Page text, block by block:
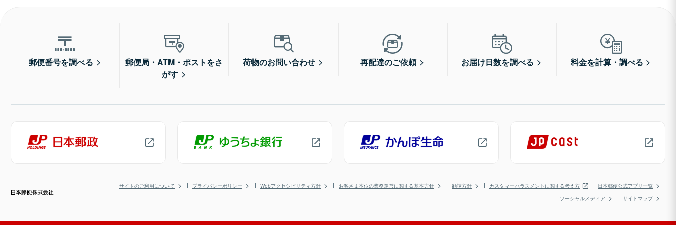
郵便番号を調べる
郵便局・ATM・ポストをさ
がす
荷物のお問い合わせ 再配達のご依頼 お届け日数を調べる 料金を計算・調べる
サイトのご利用について プライバシーポリシー Webアクセシビリティ方針 お客さま本位の業務運営に関する基本方針 勧誘方針 カスタマーハラスメントに関する考え方
日本郵便公式アプリ一覧
ソーシャルメディア
サイトマップ